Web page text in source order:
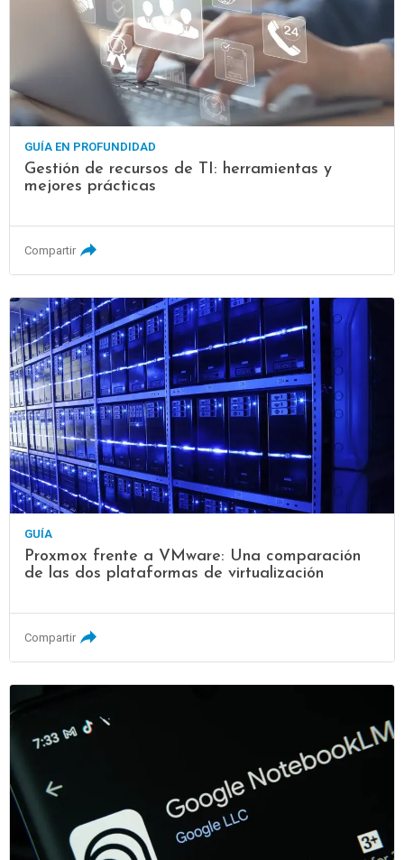
GUÍA EN PROFUNDIDAD
Gestión de recursos de TI: herramientas y
mejores prácticas
Compartir
GUÍA
Proxmox frente a VMware: Una comparación
de las dos plataformas de virtualización
Compartir